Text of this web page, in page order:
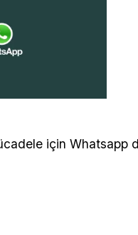
için Whatsapp